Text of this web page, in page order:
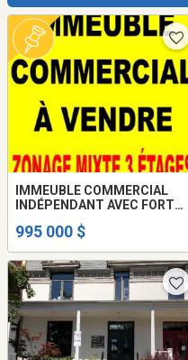
IMMEUBLE COMMERCIAL
INDÉPENDANT AVEC FORT
REDÉVELOPPEMENT
995 000 $